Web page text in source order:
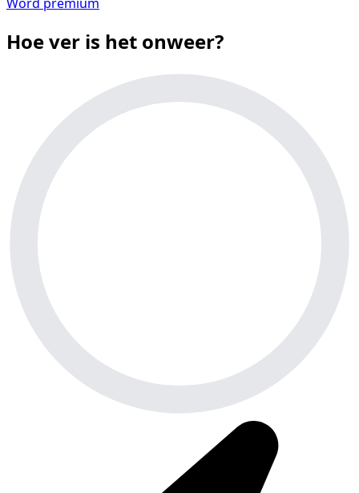
Hoe ver is het onweer?